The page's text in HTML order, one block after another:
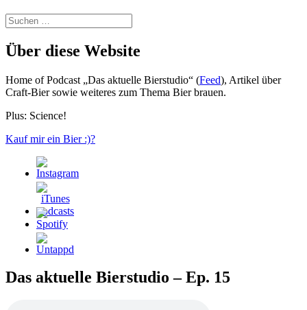
Suchen
nach:
Über diese Website
Home of Podcast „Das aktuelle Bierstudio“ (Feed), Artikel über
Craft-Bier sowie weiteres zum Thema Bier brauen.
Plus: Science!
Kauf mir ein Bier :)?
Das aktuelle Bierstudio – Ep. 15